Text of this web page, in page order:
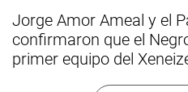
Jorge Amor Ameal y el
confirmaron que el
primer equipo del